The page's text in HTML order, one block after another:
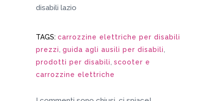
disabili lazio
TAGS: carrozzine elettriche per disabili
prezzi guida agli ausili per disabili
prodotti per disabili scooter e
carrozzine elettriche